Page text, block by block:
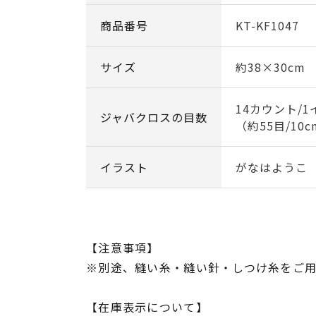
商品番号 KT-KF1047
サイズ 約38×30cm
ジャバクロスの目数
14カウント/1
（約55目/
イラスト がなはようこ
【注意事項】
※別途、縫い糸・縫い針・しつけ糸をご用
【在庫表示について】